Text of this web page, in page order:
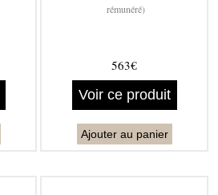
rémunéré)
563€
Voir ce produit
Ajouter au panier